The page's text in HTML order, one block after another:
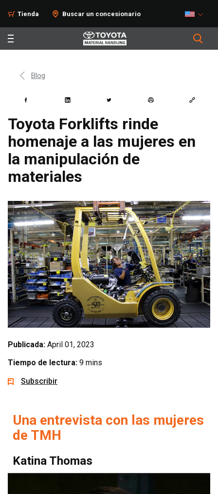
Tienda Buscar un concesionario
Blog
Toyota Forklifts rinde
homenaje a las mujeres en
la manipulación de
materiales
Publicada: April 01, 2023
Tiempo de lectura: 9 mins
Subscribir
Una entrevista con las mujeres
de TMH
Katina Thomas